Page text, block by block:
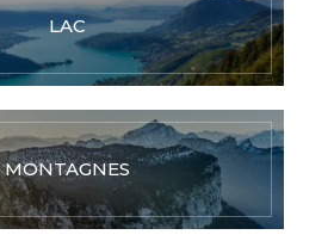
LAC
MONTAGNES